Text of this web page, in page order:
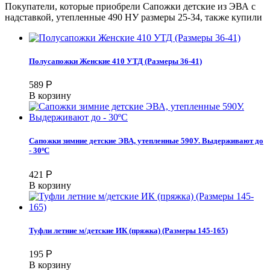
Покупатели, которые приобрели Сапожки детские из ЭВА с
надставкой, утепленные 490 НУ размеры 25-34, также купили
Полусапожки Женские 410 УТД (Размеры 36-41)
589 Р
В корзину
Сапожки зимние детские ЭВА, утепленные 590У. Выдерживают до
- 30ºС
421 Р
В корзину
Туфли летние м/детские ИК (пряжка) (Размеры 145-165)
195 Р
В корзину